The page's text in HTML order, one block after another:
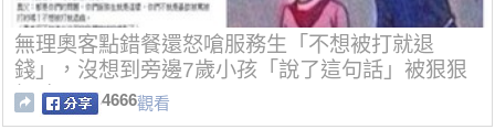
無理奧客點錯餐還怒嗆服務生「不想被打就退
錢」，沒想到旁邊7歲小孩「說了這句話」被狠狠
打臉！
4666觀看